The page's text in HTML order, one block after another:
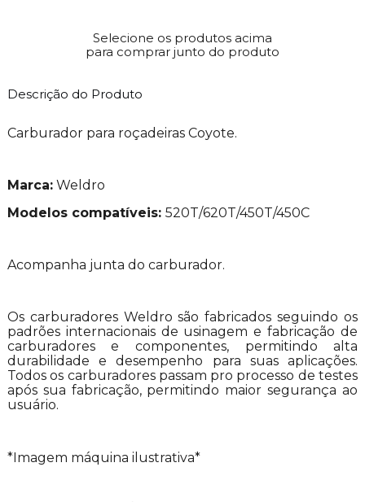
Selecione os produtos acima
para comprar junto do produto
Descrição do Produto
Carburador para roçadeiras Coyote.
Marca:Weldro
Modelos compatíveis: 520T/620T/450T/450C
Acompanha junta do carburador.
Os carburadores Weldro são fabricados seguindo os
padrões internacionais de usinagem e fabricação de
carburadores e componentes, permitindo alta
durabilidade e desempenho para suas aplicações.
Todos os carburadores passam pro processo de testes
após sua fabricação, permitindo maior segurança ao
usuário.
*Imagem máquina ilustrativa*